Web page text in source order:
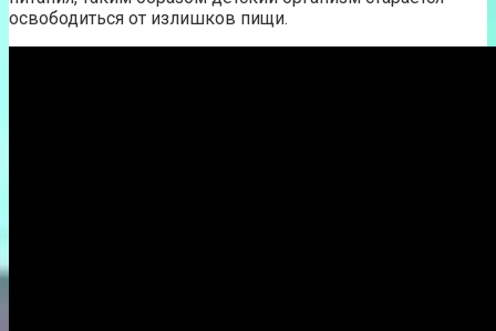
освободиться от излишков пищи.